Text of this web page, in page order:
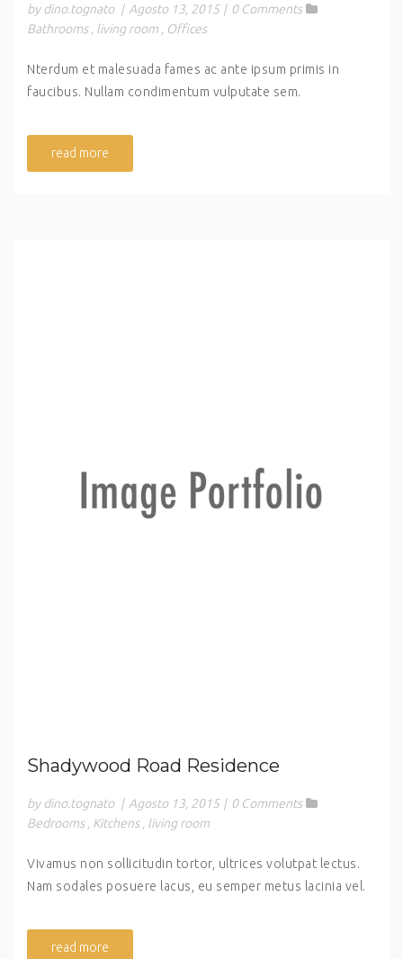
by dino.tognato | Agosto 13, 2015 | 0 Comments
Bathrooms
living room Offices
Nterdum et malesuada fames ac ante ipsum primis in
faucibus. Nullam condimentum vulputate sem.
read more
Shadywood Road Residence
by dino.tognato | Agosto 13, 2015 | 0 Comments
Bedrooms
Kitchens living room
Vivamus non sollicitudin tortor, ultrices volutpat lectus.
Nam sodales posuere lacus, eu semper metus lacinia vel.
read more